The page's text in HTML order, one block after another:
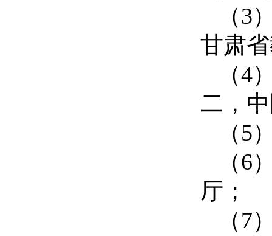
（3
甘肃
（4
二，
（5
（6
厅；
（7